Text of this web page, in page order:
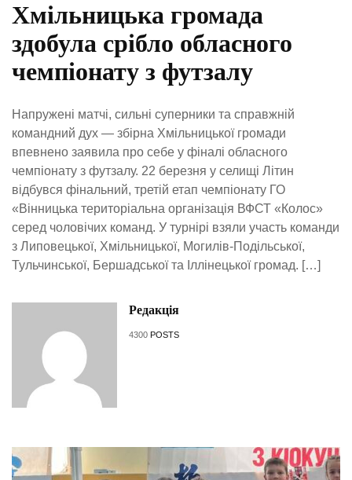
Хмільницька громада
здобула срібло обласного
чемпіонату з футзалу
Напружені матчі, сильні суперники та справжній
командний дух — збірна Хмільницької громади
впевнено заявила про себе у фіналі обласного
чемпіонату з футзалу. 22 березня у селищі Літин
відбувся фінальний, третій етап чемпіонату ГО
«Вінницька територіальна організація ВФСТ «Колос»
серед чоловічих команд. У турнірі взяли участь команди
з Липовецької, Хмільницької, Могилів-Подільської,
Тульчинської, Бершадської та Іллінецької громад. […]
Редакція
4300 POSTS